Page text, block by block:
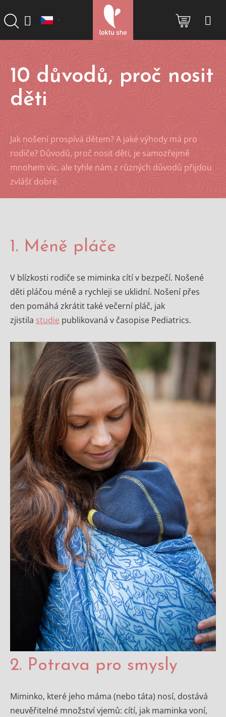
na
obsah
10 důvodů, proč nosit
děti
Jak nošení prospívá dětem? A jaké výhody má pro
rodiče? Důvodů, proč nosit děti, je samozřejmě
mnohem víc, ale tyhle nám z různých důvodů přijdou
zvlášť dobré.
1. Méně pláče
V blízkosti rodiče se miminka cítí v bezpečí. Nošené
děti pláčou méně a rychleji se uklidní. Nošení přes
den pomáhá zkrátit také večerní pláč, jak
zjistila studie publikovaná v časopise Pediatrics.
2. Potrava pro smysly
Miminko, které jeho máma (nebo táta) nosí, dostává
neuvěřitelné množství vjemů: cítí, jak maminka voní,